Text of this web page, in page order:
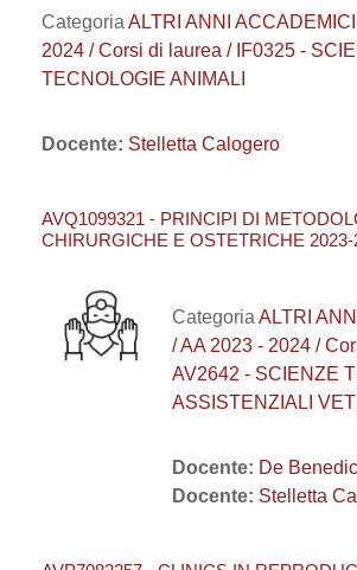
Categoria ALTRI ANNI
2024 / Corsi di laurea / IF0325 -
TECNOLOGIE ANIMALI
Docente: Stelletta Calogero
AVQ1099321 - PRINCIPI DI
CHIRURGICHE E OSTETRICHE 2023-
Categoria ALTRI
/ AA 2023 - 2024 /
AV2642 - SCIENZE
ASSISTENZIALI
Docente: De
Docente: Stelletta